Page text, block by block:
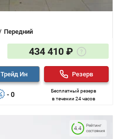
Передний
434 410 ₽
- 0
Трейд Ин
Бесплатный резерв
в течении 24 часов
Резерв
Рейтинг
состояния
4.4